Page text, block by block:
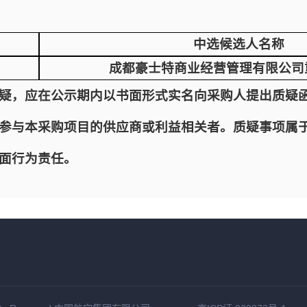
中选候选人名称
成都豪士特商业经营管理有限公
，应在公示期内以书面形式实名向采购人提出质疑
与本采购项目的供应商或利益相关者。质疑事项属
行为责任。